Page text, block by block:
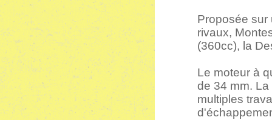
Proposée sur
rivaux,
(360cc), la
Le moteur à
de 34 mm.
multiples